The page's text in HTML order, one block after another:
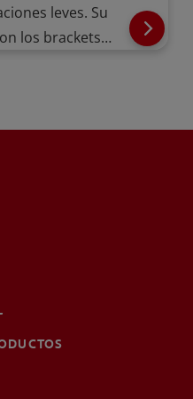
leves. Su
los brackets